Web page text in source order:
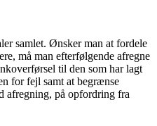
samlet. Ønsker man at fordele
må man efterfølgende afregne
til den som har lagt
for fejl samt at begrænse
afregning, på opfordring fra